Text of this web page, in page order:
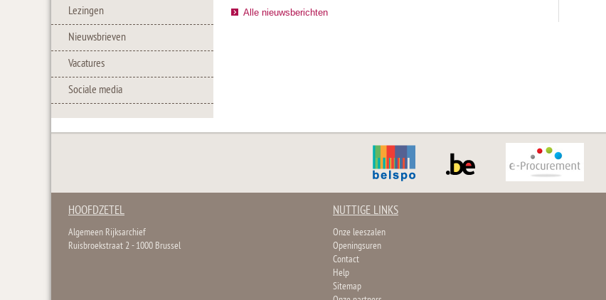
Lezingen
Nieuwsbrieven
Vacatures
Sociale media
Alle nieuwsberichten
HOOFDZETEL
Algemeen Rijksarchief
Ruisbroekstraat 2 - 1000 Brussel
NUTTIGE LINKS
Onze leeszalen
Openingsuren
Contact
Help
Sitemap